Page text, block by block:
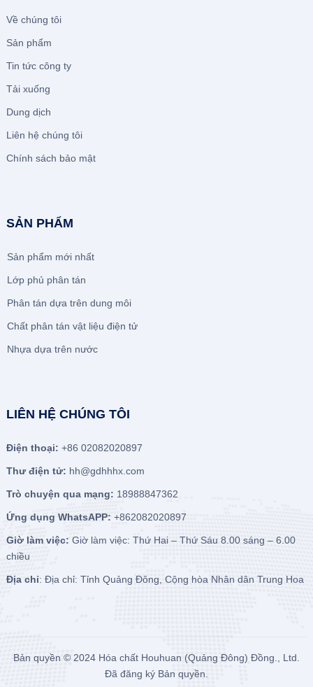
Về chúng tôi
Sản phẩm
Tin tức công ty
Tải xuống
Dung dịch
Liên hệ chúng tôi
Chính sách bảo mật
SẢN PHẨM
Sản phẩm mới nhất
Lớp phủ phân tán
Phân tán dựa trên dung môi
Chất phân tán vật liệu điện tử
Nhựa dựa trên nước
LIÊN HỆ CHÚNG TÔI
Điện thoại: +86 02082020897
Thư điện tử: hh@gdhhhx.com
Trò chuyện qua mạng: 18988847362
Ứng dụng WhatsAPP: +862082020897
Giờ làm việc: Giờ làm việc: Thứ Hai – Thứ Sáu 8.00 sáng – 6.00
chiều
Địa chỉ: Địa chỉ: Tỉnh Quảng Đông, Cộng hòa Nhân dân Trung Hoa
Bản quyền © 2024 Hóa chất Houhuan (Quảng Đông) Đồng., Ltd.
Đã đăng ký Bản quyền.